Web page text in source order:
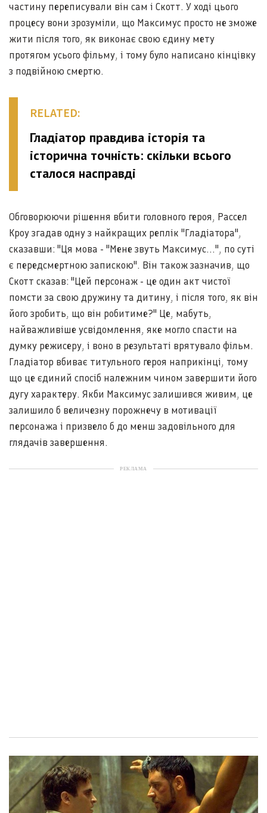
частину переписували він сам і Скотт. У ході цього
процесу вони зрозуміли, що Максимус просто не зможе
жити після того, як виконає свою єдину мету
протягом усього фільму, і тому було написано кінцівку
з подвійною смертю.
RELATED:
Гладіатор правдива історія та
історична точність: скільки всього
сталося насправді
Обговорюючи рішення вбити головного героя, Рассел
Кроу згадав одну з найкращих реплік "Гладіатора",
сказавши: "Ця мова - "Мене звуть Максимус...", по суті
є передсмертною запискою". Він також зазначив, що
Скотт сказав: "Цей персонаж - це один акт чистої
помсти за свою дружину та дитину, і після того, як він
його зробить, що він робитиме?" Це, мабуть,
найважливіше усвідомлення, яке могло спасти на
думку режисеру, і воно в результаті врятувало фільм.
Гладіатор вбиває титульного героя наприкінці, тому
що це єдиний спосіб належним чином завершити його
дугу характеру. Якби Максимус залишився живим, це
залишило б величезну порожнечу в мотивації
персонажа і призвело б до менш задовільного для
глядачів завершення.
РЕКЛАМА